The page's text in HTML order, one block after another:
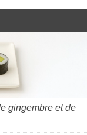
gingembre et de